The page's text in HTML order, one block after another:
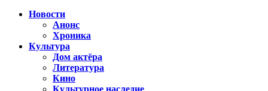
Новости
Анонс
Хроника
Культура
Дом актёра
Литература
Кино